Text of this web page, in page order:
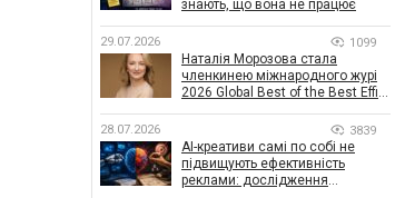
знають, що вона не працює
29.07.2026 1099
Наталія Морозова стала
членкинею міжнародного журі
2026 Global Best of the Best Effie
28.07.2026 3839
AI-креативи самі по собі не
підвищують ефективність
реклами: дослідження